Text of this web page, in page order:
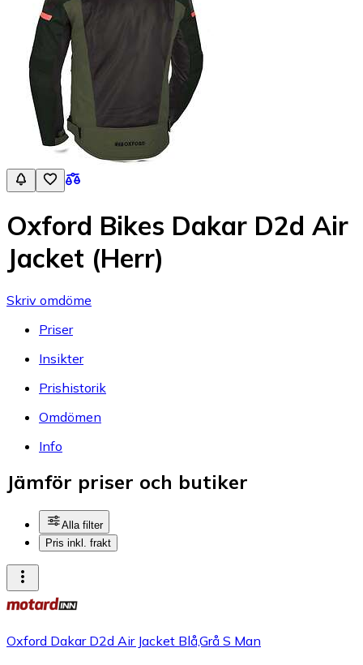
Oxford Bikes Dakar D2d Air
Jacket (Herr)
Skriv omdöme
Priser
Insikter
Prishistorik
Omdömen
Info
Jämför priser och butiker
Alla filter
Pris inkl. frakt
Oxford Dakar D2d Air Jacket Blå,Grå S Man